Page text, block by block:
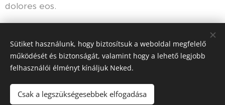
dolores eos.
Share
Sütiket használunk, hogy biztosítsuk a weboldal megfelelő
működését és biztonságát, valamint hogy a lehető legjobb
felhasználói élményt kínáljuk Neked.
Csak a legszükségesebbek elfogadása